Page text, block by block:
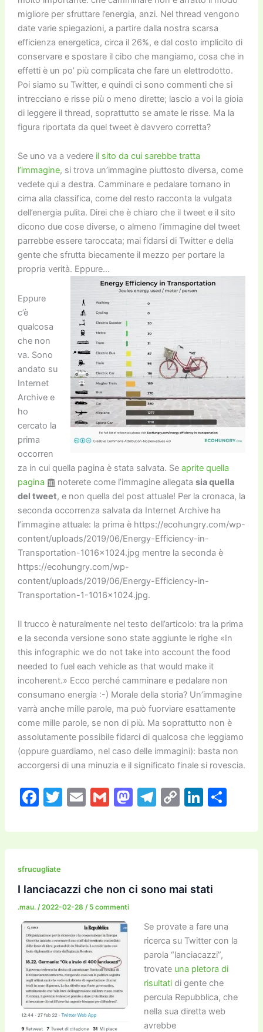
migliore per sfruttare l’energia, anzi. Nel thread vengono
date varie spiegazioni, a partire dalla nostra scarsa
efficienza energetica, circa il 26%, e dal costo implicito di
conservare e spostare il cibo che mangiamo, cosa che in
effetti è un po’ più complicata che fare un elettrodotto.
Poi siamo su Twitter, e quindi ci sono commenti che si
intrecciano e risse più o meno dirette; lascio a voi la gioia
di leggere il thread, soprattutto se amate le risse. Ma la
figura riportata da quel tweet è davvero corretta?
Se uno va a vedere il sito da cui sarebbe tratta
l’immagine, si trova un’immagine piuttosto diversa, come
vedete qui a destra. Camminare e pedalare tornano in
cima alla classifica, come del resto racconta la vulgata
dell’energia pulita. Direi che è chiaro che il tweet e il sito
dicono due cose diverse, o almeno l’immagine del tweet
parrebbe essere taroccata; mai fidarsi di Twitter e della
gente che sfrutta biecamente il mezzo per portare la
propria verità. Eppure…
Eppure
c’è
qualcosa
che non
va. Sono
andato su
Internet
Archive e
ho
cercato la
prima
occorren
za in cui quella pagina è stata salvata. Se aprite quella
pagina
noterete come l’immagine allegata sia quella
del tweet, e non quella del post attuale! Per la cronaca, la
seconda occorrenza salvata da Internet Archive ha
l’immagine attuale: la prima è https://ecohungry.com/wp-
content/uploads/2019/06/Energy-Efficiency-in-
Transportation-1016×1024.jpg mentre la seconda è
https://ecohungry.com/wp-
content/uploads/2019/06/Energy-Efficiency-in-
Transportation-1-1016×1024.jpg.
Il trucco è naturalmente nel testo dell’articolo: tra la prima
e la seconda versione sono state aggiunte le righe «In
this infographic we do not take into account the food
needed to fuel each vehicle as that would make it
incoherent.» Ecco perché camminare e pedalare non
consumano energia :-) Morale della storia? Un’immagine
varrà anche mille parole, ma può fuorviare esattamente
come mille parole, se non di più. Ma soprattutto non è
assolutamente possibile fidarci di qualcosa che leggiamo
(oppure guardiamo, nel caso delle immagini): basta non
accorgersi di una minuzia e il significato finale si rovescia.
F
c
e
b
o
o
k
T
itt
er
E
ai
l
G
ai
l
M
st
o
o
T
e
gr
m
C
p
y
n
Li
k
e
n
C
n
di
sfrucugliate
I lanciacazzi che non ci sono mai stati
.mau. /2022-02-28 / 5 commenti
Se provate a fare una
ricerca su Twitter con la
parola “lanciacazzi”,
trovate una pletora di
risultatidi gente che
percula Repubblica, che
nella sua diretta web
avrebbe